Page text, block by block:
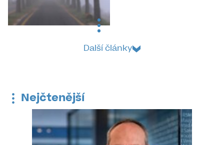
Další články
Nejčtenější